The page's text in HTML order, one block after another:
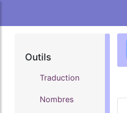
Outils
Traduction
Nombres